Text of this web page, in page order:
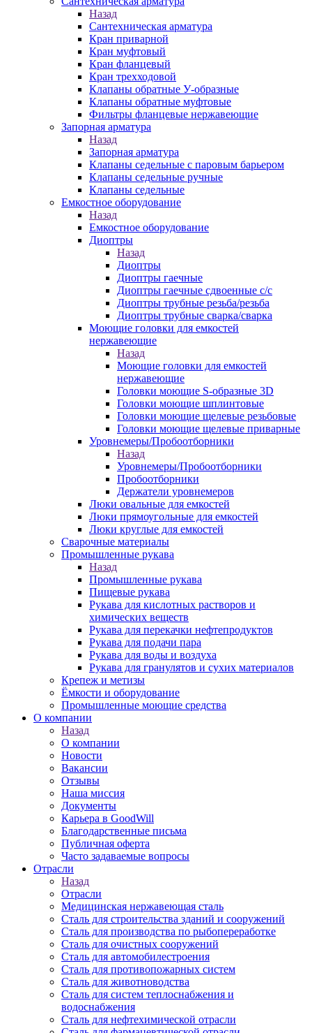
Назад
Сантехническая арматура
Кран приварной
Кран муфтовый
Кран фланцевый
Кран трехходовой
Клапаны обратные У-образные
Клапаны обратные муфтовые
Фильтры фланцевые нержавеющие
Запорная арматура
Назад
Запорная арматура
Клапаны седельные с паровым барьером
Клапаны седельные ручные
Клапаны седельные
Емкостное оборудование
Назад
Емкостное оборудование
Диоптры
Назад
Диоптры
Диоптры гаечные
Диоптры гаечные сдвоенные c/c
Диоптры трубные резьба/резьба
Диоптры трубные сварка/сварка
Моющие головки для емкостей
нержавеющие
Назад
Моющие головки для емкостей
нержавеющие
Головки моющие S-образные 3D
Головки моющие шплинтовые
Головки моющие щелевые резьбовые
Головки моющие щелевые приварные
Уровнемеры/Пробоотборники
Назад
Уровнемеры/Пробоотборники
Пробоотборники
Держатели уровнемеров
Люки овальные для емкостей
Люки прямоугольные для емкостей
Люки круглые для емкостей
Сварочные материалы
Промышленные рукава
Назад
Промышленные рукава
Пищевые рукава
Рукава для кислотных растворов и
химических веществ
Рукава для перекачки нефтепродуктов
Рукава для подачи пара
Рукава для воды и воздуха
Рукава для гранулятов и сухих материалов
Крепеж и метизы
Ёмкости и оборудование
Промышленные моющие средства
О компании
Назад
О компании
Новости
Вакансии
Отзывы
Наша миссия
Документы
Карьера в GoodWill
Благодарственные письма
Публичная оферта
Часто задаваемые вопросы
Отрасли
Назад
Отрасли
Медицинcкая нержавеющая сталь
Сталь для строительства зданий и сооружений
Сталь для производства по рыбопереработке
Сталь для очистных сооружений
Сталь для автомобилестроения
Сталь для противопожарных систем
Сталь для животноводства
Сталь для систем теплоснабжения и
водоснабжения
Сталь для нефтехимической отрасли